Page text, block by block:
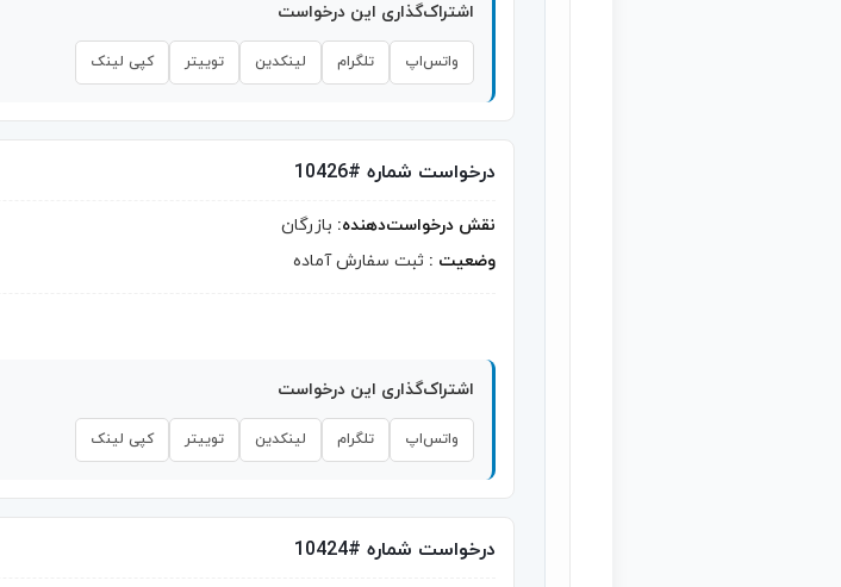
اشتراک‌گذاری این درخواست
واتس‌اپ تلگرام لینکدین توییتر کپی لینک
درخواست شماره #10426
نقش درخواست‌دهنده: بازرگان
وضعیت : ثبت سفارش آماده
اشتراک‌گذاری این درخواست
واتس‌اپ تلگرام لینکدین توییتر کپی لینک
درخواست شماره #10424